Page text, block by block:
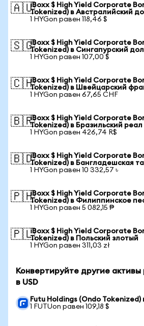
🇦🇺iBoxx $ High Yield Corporate
Tokenized) в Австралийский
1 HYGon равен 118,46 $
🇸🇬iBoxx $ High Yield Corporate
Tokenized) в Сингапурский
1 HYGon равен 107,00 $
🇨🇭iBoxx $ High Yield Corporate
Tokenized) в Швейцарский
1 HYGon равен 67,65 CHF
🇧🇷iBoxx $ High Yield Corporate
Tokenized) в Бразильский реал
1 HYGon равен 426,74 R$
🇧🇩iBoxx $ High Yield Corporate
Tokenized) в Бангладешская
1 HYGon равен 10 332,57 ৳
🇵🇭iBoxx $ High Yield Corporate
Tokenized) в Филиппинское
1 HYGon равен 5 082,15 ₱
🇵🇱iBoxx $ High Yield Corporate
Tokenized) в Польский злотый
1 HYGon равен 311,03 zł
Конвертируйте другие
в USD
Futu Holdings (Ondo
1 FUTUon равен 109,18 $